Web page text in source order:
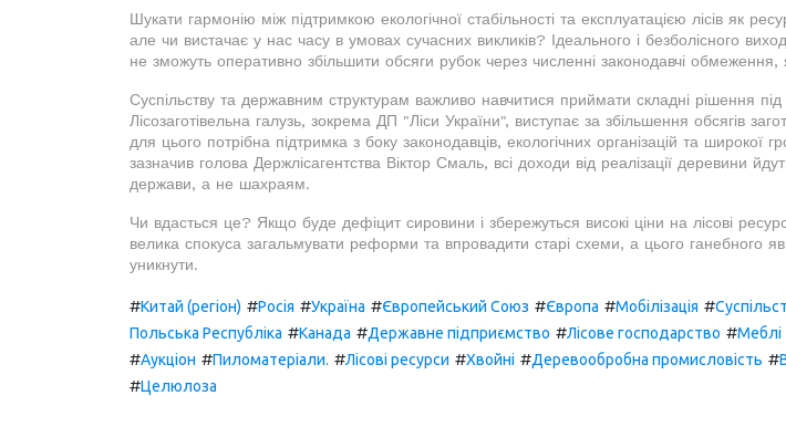
Шукати гармонію між підтримкою екологічної стабільності та експлуатацією лісів як
але чи вистачає у нас часу в умовах сучасних викликів? Ідеального і безболісного
не зможуть оперативно збільшити обсяги рубок через численні законодавчі обмеження,
Суспільству та державним структурам важливо навчитися приймати складні рішення під
Лісозаготівельна галузь, зокрема ДП "Ліси України", виступає за збільшення обсягів
для цього потрібна підтримка з боку законодавців, екологічних організацій та широкої
зазначив голова Держлісагентства Віктор Смаль, всі доходи від реалізації деревини
держави, а не шахраям.
Чи вдасться це? Якщо буде дефіцит сировини і збережуться високі ціни на лісові
велика спокуса загальмувати реформи та впровадити старі схеми, а цього ганебного
уникнути.
#Китай (регіон) #Росія #Україна #Європейський Союз #Європа #Мобілізація #
Польська Республіка #Канада #Державне підприємство #Лісове господарство #Меблі
#Аукціон #Пиломатеріали. #Лісові ресурси #Хвойні #Деревообробна промисловість #
#Целюлоза